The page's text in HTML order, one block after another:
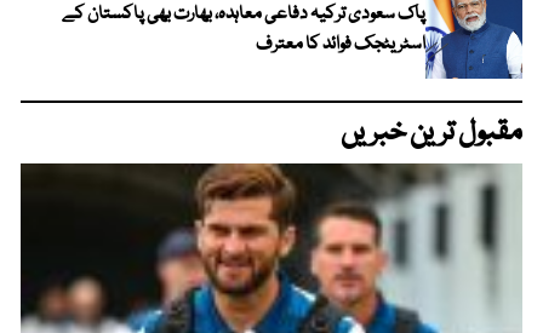
پاک سعودی ترکیہ دفاعی معاہدہ، بھارت بھی پاکستان کے
اسٹریٹجک فوائد کا معترف
مقبول ترین خبریں